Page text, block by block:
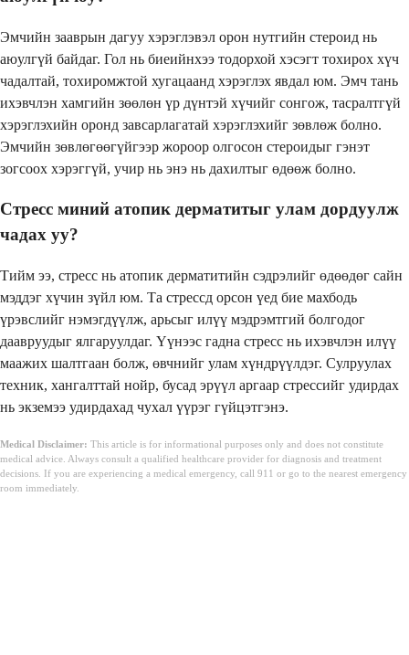
Эмчийн зааврын дагуу хэрэглэвэл орон нутгийн стероид нь
аюулгүй байдаг. Гол нь биеийнхээ тодорхой хэсэгт тохирох хүч
чадалтай, тохиромжтой хугацаанд хэрэглэх явдал юм. Эмч тань
ихэвчлэн хамгийн зөөлөн үр дүнтэй хүчийг сонгож, тасралтгүй
хэрэглэхийн оронд завсарлагатай хэрэглэхийг зөвлөж болно.
Эмчийн зөвлөгөөгүйгээр жороор олгосон стероидыг гэнэт
зогсоох хэрэггүй, учир нь энэ нь дахилтыг өдөөж болно.
Стресс миний атопик дерматитыг улам дордуулж
чадах уу?
Тийм ээ, стресс нь атопик дерматитийн сэдрэлийг өдөөдөг сайн
мэддэг хүчин зүйл юм. Та стрессд орсон үед бие махбодь
үрэвслийг нэмэгдүүлж, арьсыг илүү мэдрэмтгий болгодог
даавруудыг ялгаруулдаг. Үүнээс гадна стресс нь ихэвчлэн илүү
маажих шалтгаан болж, өвчнийг улам хүндрүүлдэг. Сулруулах
техник, хангалттай нойр, бусад эрүүл аргаар стрессийг удирдах
нь экземээ удирдахад чухал үүрэг гүйцэтгэнэ.
Medical Disclaimer: This article is for informational purposes only and does not constitute
medical advice. Always consult a qualified healthcare provider for diagnosis and treatment
decisions. If you are experiencing a medical emergency, call 911 or go to the nearest emergency
room immediately.